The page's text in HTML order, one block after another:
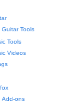
Guitar Tools
Tools
Videos
Add-ons